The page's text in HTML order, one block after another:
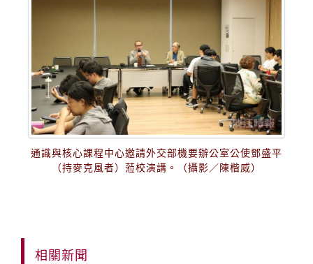
通識與核心課程中心邀請外交部機要辦公室公使鄧盛平
（持麥克風者）蒞校演講。（攝影／陳楷威）
相關新聞